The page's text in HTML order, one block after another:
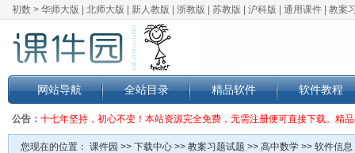
初数 > 华师大版 北师大版 新人教版 浙教版 苏教版 沪科版 通用课件 教案
网站导航 全站目录 精品软件 软件教程
公告： 十七年坚持，初心不变！本站资源完全免费，无需注册便可直接下载。精
您现在的位置： 课件园 >> 下载中心 >> 教案习题试题 >> 高中数学 >> 软件信息